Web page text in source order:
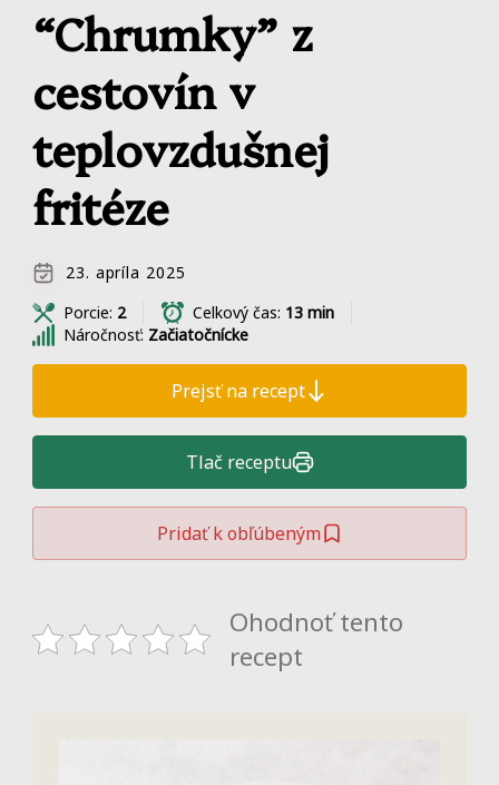
“Chrumky” z
cestovín v
teplovzdušnej
fritéze
23. apríla 2025
Porcie: 2 Celkový čas: 13 min
Náročnosť: Začiatočnícke
Prejsť na recept
Tlač receptu
Pridať k obľúbeným
Ohodnoť tento
recept